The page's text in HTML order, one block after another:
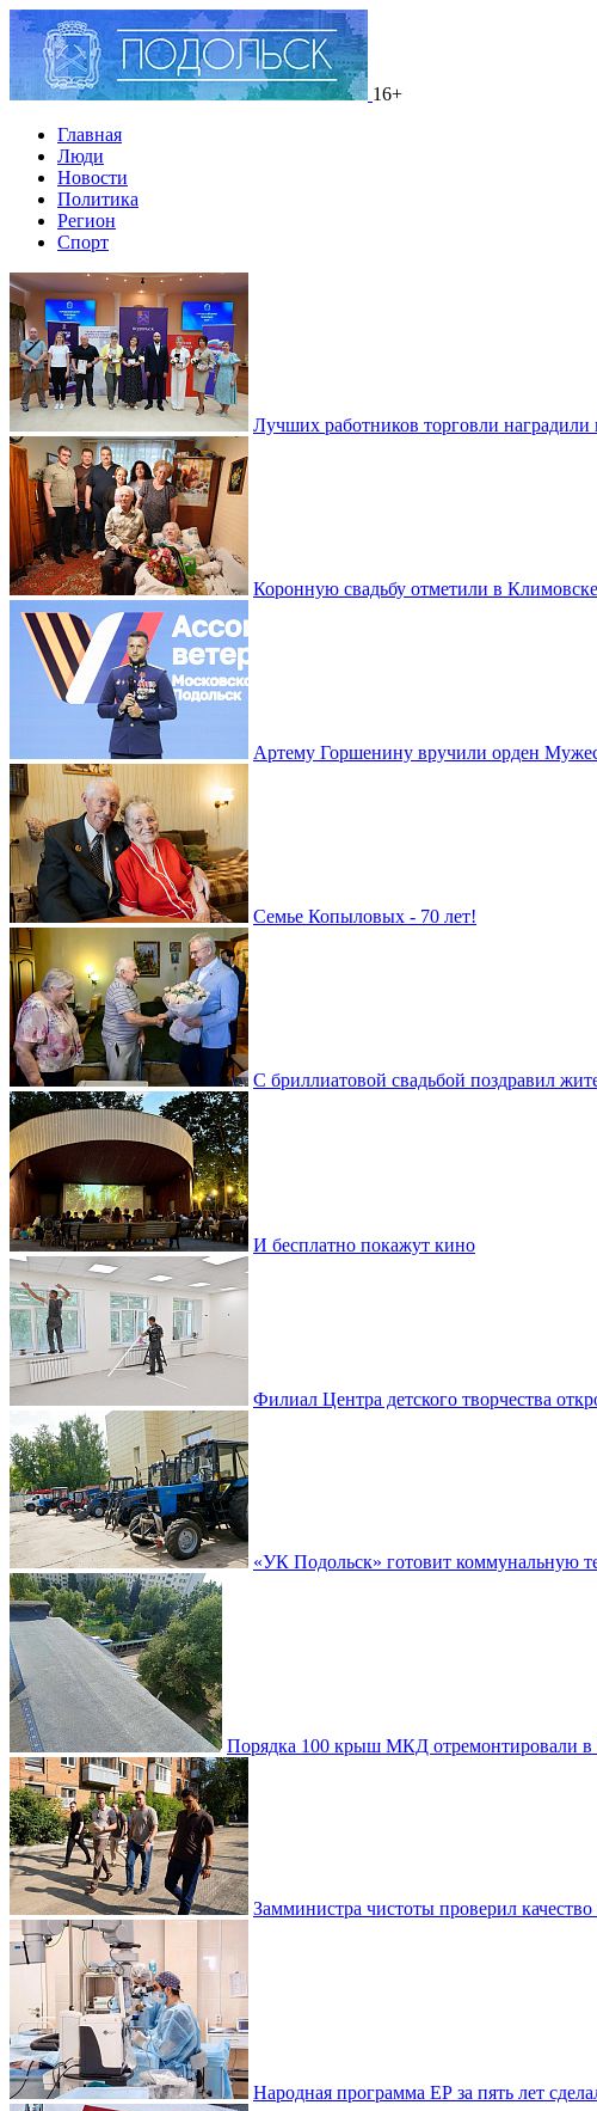
16+
Главная
Люди
Новости
Политика
Регион
Спорт
Лучших работников торговли наградили
Коронную свадьбу отметили в Климовске
Артему Горшенину вручили орден
Семье Копыловых - 70 лет!
С бриллиатовой свадьбой поздравил
И бесплатно покажут кино
Филиал Центра детского творчества
«УК Подольск» готовит коммунальную
Порядка 100 крыш МКД отремонтировали в
Замминистра чистоты проверил
Народная программа ЕР за пять лет